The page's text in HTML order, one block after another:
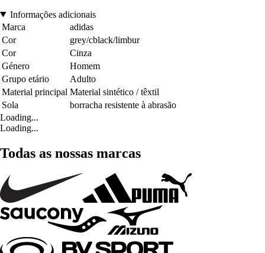
Informações adicionais
Marca
adidas
Cor
grey/cblack/limbur
Cor
Cinza
Género
Homem
Grupo etário
Adulto
Material principal Material sintético / têxtil
Sola
borracha resistente à abrasão
Loading...
Loading...
Todas as nossas marcas